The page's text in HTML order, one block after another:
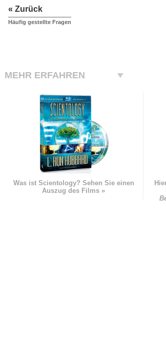
« Zurück
Häufig gestellte Fragen
MEHR ERFAHREN
Was ist Scientology? Sehen Sie einen
Auszug des Films »